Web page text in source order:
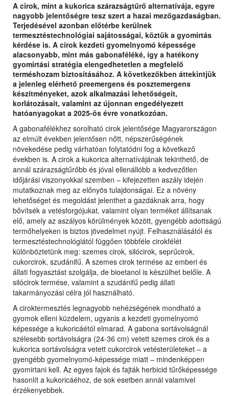
A cirok, mint a kukorica szárazságtűrő alternatívája, egyre
nagyobb jelentőségre tesz szert a hazai mezőgazdaságban.
Terjedésével azonban előtérbe kerülnek
termesztéstechnológiai sajátosságai, köztük a gyomirtás
kérdése is. A cirok kezdeti gyomelnyomó képessége
alacsonyabb, mint más gabonaféléké, így a hatékony
gyomirtási stratégia elengedhetetlen a megfelelő
terméshozam biztosításához. A következőkben áttekintjük
a jelenleg elérhető preemergens és posztemergens
készítményeket, azok alkalmazási lehetőségeit,
korlátozásait, valamint az újonnan engedélyezett
hatóanyagokat a 2025-ös évre vonatkozóan.
A gabonafélékhez sorolható cirok jelentősége Magyarországon
az elmúlt években jelentősen nőtt, népszerűségének
növekedése pedig várhatóan folytatódni fog a következő
években is. A cirok a kukorica alternatívájának tekinthető, de
annál szárazságtűrőbb és jóval ellenállóbb a kedvezőtlen
időjárási viszonyokkal szemben – kifejezetten aszály idején
mutatkoznak meg az előnyös tulajdonságai. Ez a növény
lehetőséget és megoldást jelenthet a gazdáknak arra, hogy
bővítsék a vetésforgójukat, valamint olyan terméket állítsanak
elő, amely az aszályos körülmények között, gyengébb adottságú
termőhelyeken is biztos jövedelmet nyújt. Felhasználásától és
termesztéstechnológiától függően többféle cirokfélét
különböztetünk meg: szemes cirok, silócirok, seprűcirok,
cukorcirok, szudánifű. A szemes cirok termése az emberi és
állati fogyasztást szolgálja, de bioetanol is készülhet belőle. A
silócirok termése, valamint a szudánifű pedig állati
takarmányozási célra jól használható.
A ciroktermesztés legnagyobb nehézségének mondható a
gyomok elleni küzdelem, ugyanis a kezdeti gyomelnyomó
képessége a kukoricáétól elmarad. A gabona sortávolságnál
szélesebb sortávolságra (24-36 cm) vetett szemes cirok és a
kukorica sortávolságra vetett cukorcirok vetésterületeket – a
gyengébb gyomelnyomó-képessége miatt – mindenképpen
gyomirtani kell. Az egyes fajok és fajták herbicid tűrőképessége
hasonlít a kukoricáéhoz, de sok esetben annál valamivel
érzékenyebbek.